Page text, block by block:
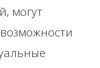
могут